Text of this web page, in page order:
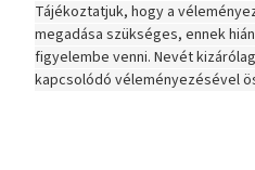
Tájékoztatjuk, hogy a
megadása szükséges, ennek
figyelembe venni. Nevét
kapcsolódó véleményezésével